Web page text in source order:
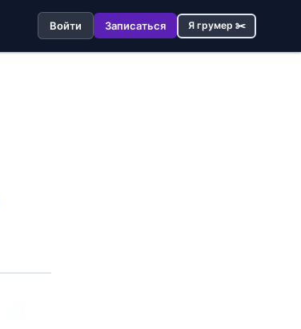
Войти Записаться Я грумер ✂️